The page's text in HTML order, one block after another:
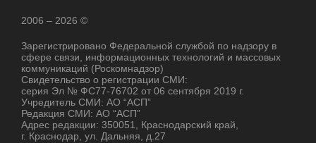
2006 – 2026 ©
Зарегистрировано Федеральной службой по надзору в
сфере связи, информационных технологий и массовых
коммуникаций (Роскомнадзор)
Свидетельство о регистрации СМИ:
серия Эл № ФС77-76702 от 06 сентября 2019 г.
Учредитель СМИ: АО “АСП”
Редакция СМИ: АО “АСП”
Адрес редакции: 350051, Краснодарский край,
г. Краснодар, ул. Дальняя, д.27